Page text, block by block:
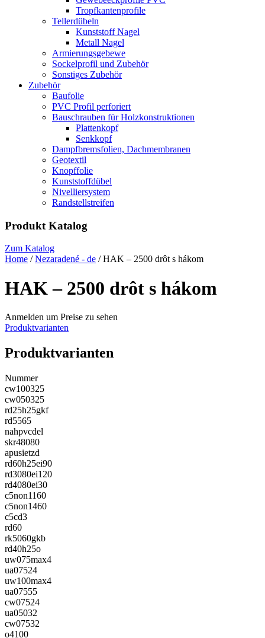
Tropfkantenprofile
Tellerdübeln
Kunststoff Nagel
Metall Nagel
Armierungsgebewe
Sockelprofil und Zubehör
Sonstiges Zubehör
Zubehör
Baufolie
PVC Profil perforiert
Bauschrauben für Holzkonstruktionen
Plattenkopf
Senkkopf
Dampfbremsfolien, Dachmembranen
Geotextil
Knopffolie
Kunststoffdübel
Nivelliersystem
Randstellstreifen
Produkt Katalog
Zum Katalog
Home /Nezaradené - de / HAK – 2500 drôt s hákom
HAK – 2500 drôt s hákom
Anmelden um Preise zu sehen
Produktvarianten
Produktvarianten
Nummer
cw100325
cw050325
rd25h25gkf
rd5565
nahpvcdel
skr48080
apusietzd
rd60h25ei90
rd3080ei120
rd4080ei30
c5non1160
c5non1460
c5cd3
rd60
rk5060gkb
rd40h25o
uw075max4
ua07524
uw100max4
ua07555
cw07524
ua05032
cw07532
o4100